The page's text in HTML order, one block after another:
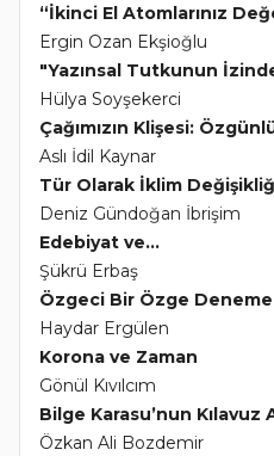
“İkinci El Atomlarınız
Ergin Ozan Ekşioğlu
"Yazınsal Tutkunun
Hülya Soyşekerci
Çağımızın Klişesi:
Aslı İdil Kaynar
Tür Olarak İklim
Deniz Gündoğan İbrişim
Edebiyat ve...
Şükrü Erbaş
Özgeci Bir Özge
Haydar Ergülen
Korona ve Zaman
Gönül Kıvılcım
Bilge Karasu’nun Kılavuz
Özkan Ali Bozdemir